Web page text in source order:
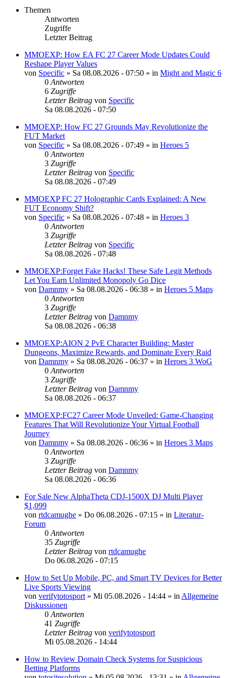
Themen
Antworten
Zugriffe
Letzter Beitrag
MMOEXP: How EA FC 27 Career Mode Updates Could
Reshape Player Values
von Specific » Sa 08.08.2026 - 07:50 » in Might and Magic 6
0 Antworten
6 Zugriffe
Letzter Beitrag von Specific
Sa 08.08.2026 - 07:50
MMOEXP: How FC 27 Grounds May Revolutionize the
FUT Market
von Specific » Sa 08.08.2026 - 07:49 » in Heroes 5
0 Antworten
3 Zugriffe
Letzter Beitrag von Specific
Sa 08.08.2026 - 07:49
MMOEXP FC 27 Holographic Cards Explained: A New
FUT Economy Shift?
von Specific » Sa 08.08.2026 - 07:48 » in Heroes 3
0 Antworten
3 Zugriffe
Letzter Beitrag von Specific
Sa 08.08.2026 - 07:48
MMOEXP:Forget Fake Hacks! These Safe Legit Methods
Let You Earn Unlimited Monopoly Go Dice
von Damnmy » Sa 08.08.2026 - 06:38 » in Heroes 5 Maps
0 Antworten
3 Zugriffe
Letzter Beitrag von Damnmy
Sa 08.08.2026 - 06:38
MMOEXP:AION 2 PvE Character Building: Master
Dungeons, Maximize Rewards, and Dominate Every Raid
von Damnmy » Sa 08.08.2026 - 06:37 » in Heroes 3 WoG
0 Antworten
3 Zugriffe
Letzter Beitrag von Damnmy
Sa 08.08.2026 - 06:37
MMOEXP:FC27 Career Mode Unveiled: Game-Changing
Features That Will Revolutionize Your Virtual Football
Journey
von Damnmy » Sa 08.08.2026 - 06:36 » in Heroes 3 Maps
0 Antworten
3 Zugriffe
Letzter Beitrag von Damnmy
Sa 08.08.2026 - 06:36
For Sale New AlphaTheta CDJ-1500X DJ Multi Player
$1,099
von rtdcamughe » Do 06.08.2026 - 07:15 » in Literatur-
Forum
0 Antworten
35 Zugriffe
Letzter Beitrag von rtdcamughe
Do 06.08.2026 - 07:15
How to Set Up Mobile, PC, and Smart TV Devices for Better
Live Sports Viewing
von verifytotosport » Mi 05.08.2026 - 14:44 » in Allgemeine
Diskussionen
0 Antworten
41 Zugriffe
Letzter Beitrag von verifytotosport
Mi 05.08.2026 - 14:44
How to Review Domain Check Systems for Suspicious
Betting Platforms